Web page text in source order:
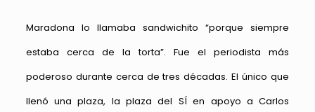
Maradona lo llamaba sandwichito “porque siempre
estaba cerca de la torta”. Fue el periodista más
poderoso durante cerca de tres décadas. El único que
llenó una plaza, la plaza del SÍ en apoyo a Carlos